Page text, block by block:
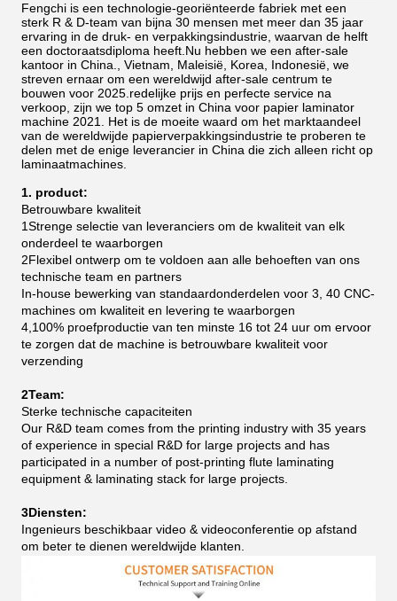
Fengchi is een technologie-georiënteerde fabriek met een
sterk R & D-team van bijna 30 mensen met meer dan 35 jaar
ervaring in de druk- en verpakkingsindustrie, waarvan de helft
een doctoraatsdiploma heeft.Nu hebben we een after-sale
kantoor in China., Vietnam, Maleisië, Korea, Indonesië, we
streven ernaar om een wereldwijd after-sale centrum te
bouwen voor 2025.redelijke prijs en perfecte service na
verkoop, zijn we top 5 omzet in China voor papier laminator
machine 2021. Het is de moeite waard om het marktaandeel
van de wereldwijde papierverpakkingsindustrie te proberen te
delen met de enige leverancier in China die zich alleen richt op
laminaatmachines.
1. product:
Betrouwbare kwaliteit
1Strenge selectie van leveranciers om de kwaliteit van elk
onderdeel te waarborgen
2Flexibel ontwerp om te voldoen aan alle behoeften van ons
technische team en partners
In-house bewerking van standaardonderdelen voor 3, 40 CNC-
machines om kwaliteit en levering te waarborgen
4,100% proefproductie van ten minste 16 tot 24 uur om ervoor
te zorgen dat de machine is betrouwbare kwaliteit voor
verzending
2Team:
Sterke technische capaciteiten
Our R&D team comes from the printing industry with 35 years
of experience in special R&D for large projects and has
participated in a number of post-printing flute laminating
equipment & laminating stack for large projects.
3Diensten:
Ingenieurs beschikbaar video & videoconferentie op afstand
om beter te dienen wereldwijde klanten.